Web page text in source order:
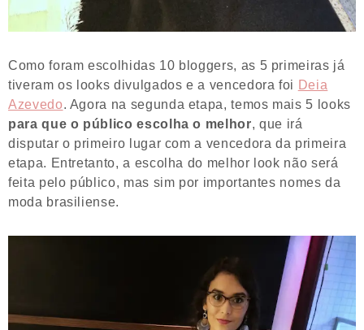
Como foram escolhidas 10 bloggers, as 5 primeiras já
tiveram os looks divulgados e a vencedora foi Deia
Azevedo. Agora na segunda etapa, temos mais 5 looks
para que o público escolha o melhor, que irá
disputar o primeiro lugar com a vencedora da primeira
etapa. Entretanto, a escolha do melhor look não será
feita pelo público, mas sim por importantes nomes da
moda brasiliense.